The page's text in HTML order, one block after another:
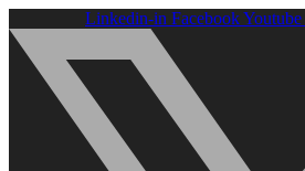
Linkedin-in FacebookYoutube